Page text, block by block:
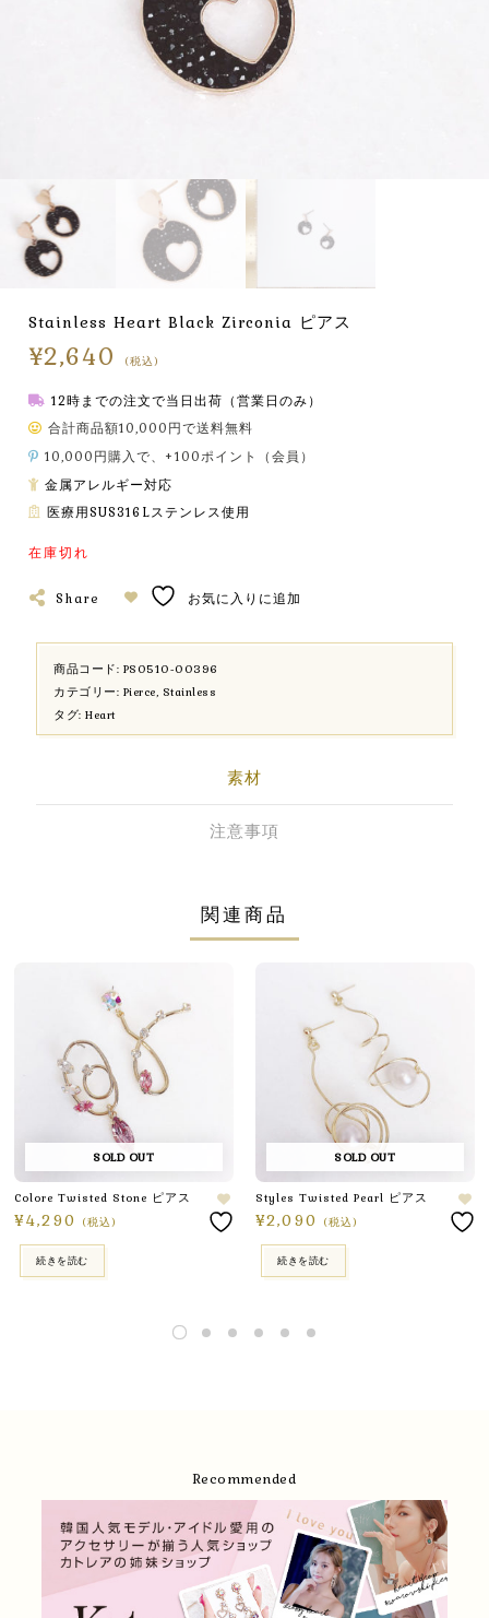
Stainless Heart Black Zirconia ピアス
¥2,640 (税込)
12時までの注文で当日出荷（営業日のみ）
合計商品額10,000円で送料無料
10,000円購入で、+100ポイント（会員）
金属アレルギー対応
医療用SUS316Lステンレス使用
在庫切れ
Share お気に入りに追加
商品コード: PS0510-00396
カテゴリー: Pierce, Stainless
タグ: Heart
素材
注意事項
関連商品
SOLD OUT
Colore Twisted Stone ピアス
¥4,290 (税込)
続きを読む
SOLD OUT
Styles Twisted Pearl ピアス
¥2,090 (税込)
続きを読む
Recommended